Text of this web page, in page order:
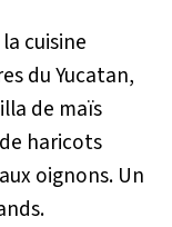
cuisine
du Yucatan,
de maïs
haricots
oignons. Un